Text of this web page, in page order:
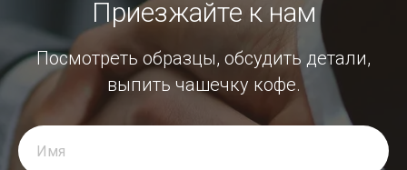
Приезжайте к нам
Посмотреть образцы, обсудить детали,
выпить чашечку кофе.